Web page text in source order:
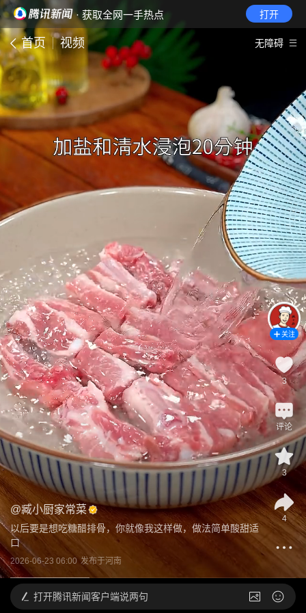
· 获取全网一手热点 打开
首页 视频 无障碍
@臧小厨家常菜
以后要是想吃糖醋排骨，你就像我这样做，做法简单酸甜适
口
2026-06-23 06:00 发布于河南
关注
3
评论
3
4
打开腾讯新闻客户端说两句